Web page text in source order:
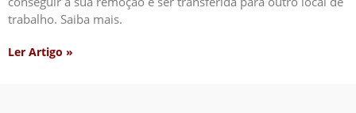
trabalho. Saiba mais.
Ler Artigo »